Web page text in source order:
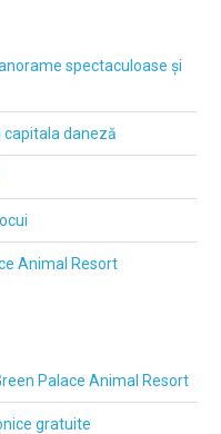
spectaculoase și
capitala daneză
Animal Resort
Palace Animal Resort
gratuite